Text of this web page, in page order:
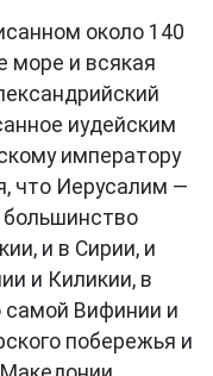
около 140
море и всякая
иудейским
императору
что Иерусалим —
большинство
и в Сирии, и
и Киликии, в
Вифинии и
побережья и